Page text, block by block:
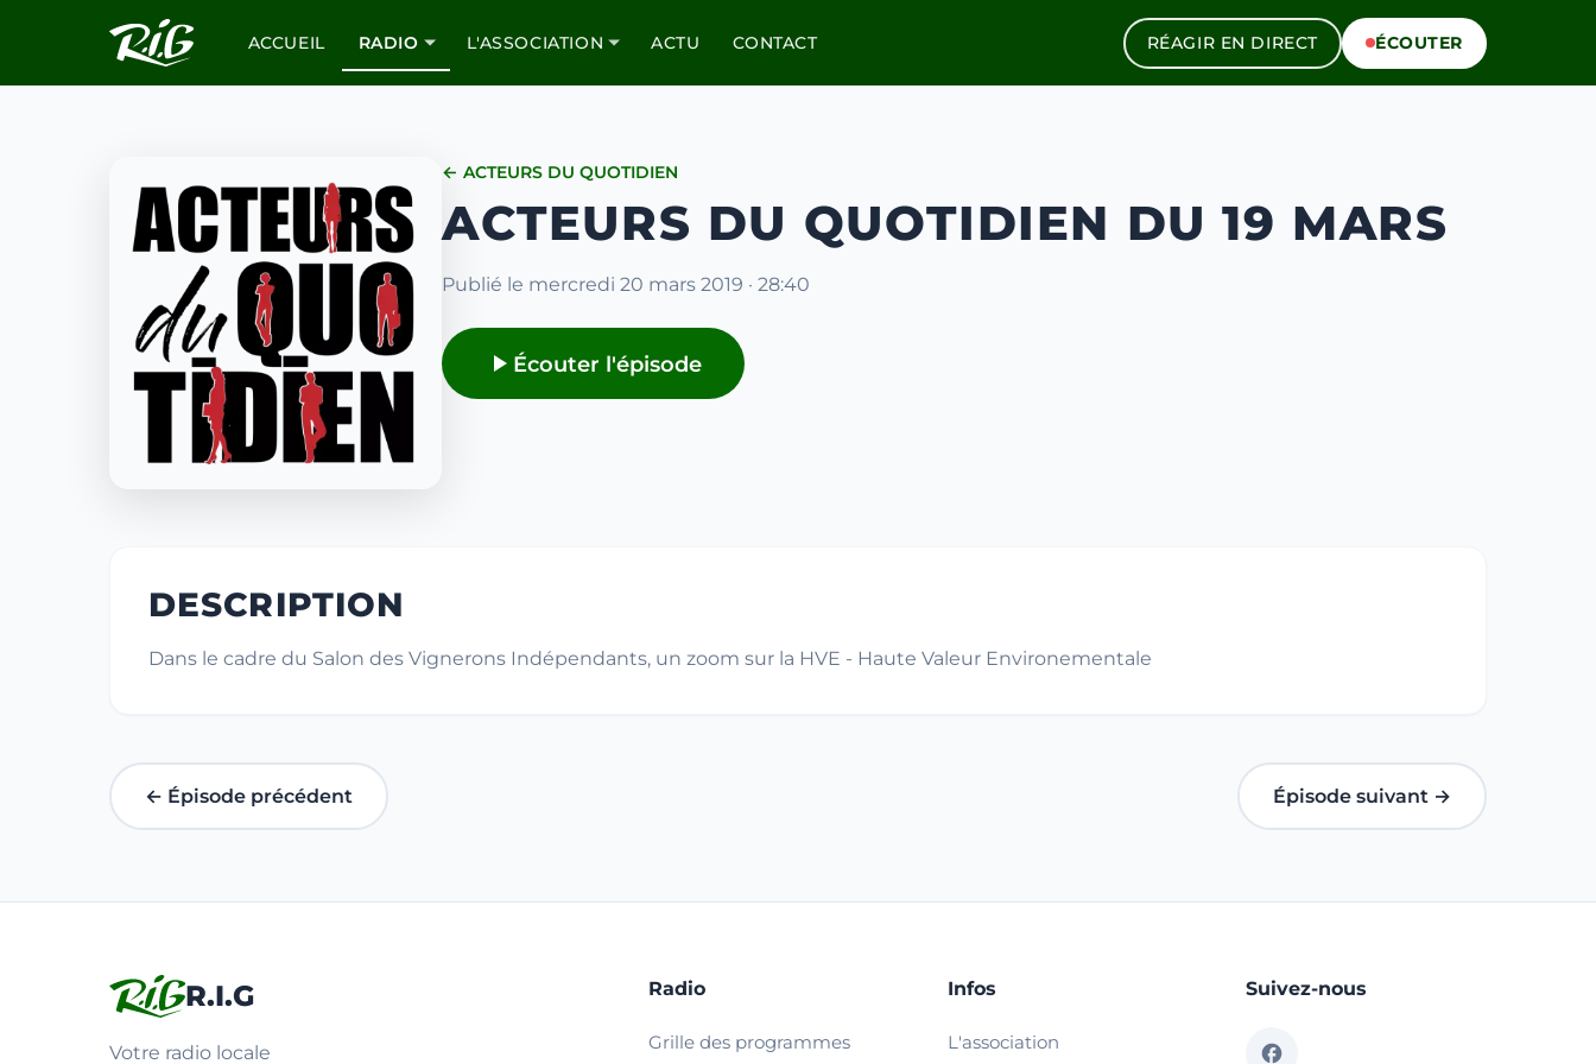
ACCUEIL RADIO L'ASSOCIATION ACTU CONTACT RÉAGIR EN DIRECT ÉCOUTER
← ACTEURS DU QUOTIDIEN
ACTEURS DU QUOTIDIEN DU 19 MARS
Publié le mercredi 20 mars 2019 · 28:40
Écouter l'épisode
DESCRIPTION
Dans le cadre du Salon des Vignerons Indépendants, un zoom sur la HVE - Haute Valeur Environementale
← Épisode précédent Épisode suivant →
R.I.G
Votre radio locale
Radio
Grille des programmes
Infos
L'association
Suivez-nous